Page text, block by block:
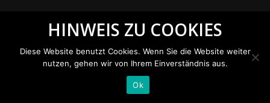
HINWEIS ZU COOKIES
Diese Website benutzt Cookies. Wenn Sie die Website weiter
nutzen, gehen wir von Ihrem Einverständnis aus.
Ok